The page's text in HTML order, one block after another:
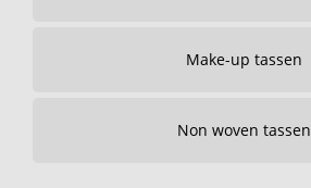
Make-up tassen
Non woven tassen